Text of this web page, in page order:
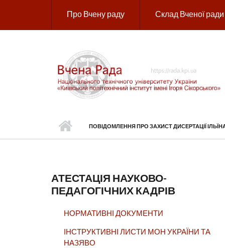
Про Вчену раду Склад Вченої ради
ПОВІДОМЛЕННЯ ПРО ЗАХИСТ ДИСЕРТАЦІЇ
АТЕСТАЦІЯ НАУКОВО-
ПЕДАГОГІЧНИХ КАДРІВ
НОРМАТИВНІ ДОКУМЕНТИ
ІНСТРУКТИВНІ ЛИСТИ МОН УКРАЇНИ ТА
НАЗЯВО